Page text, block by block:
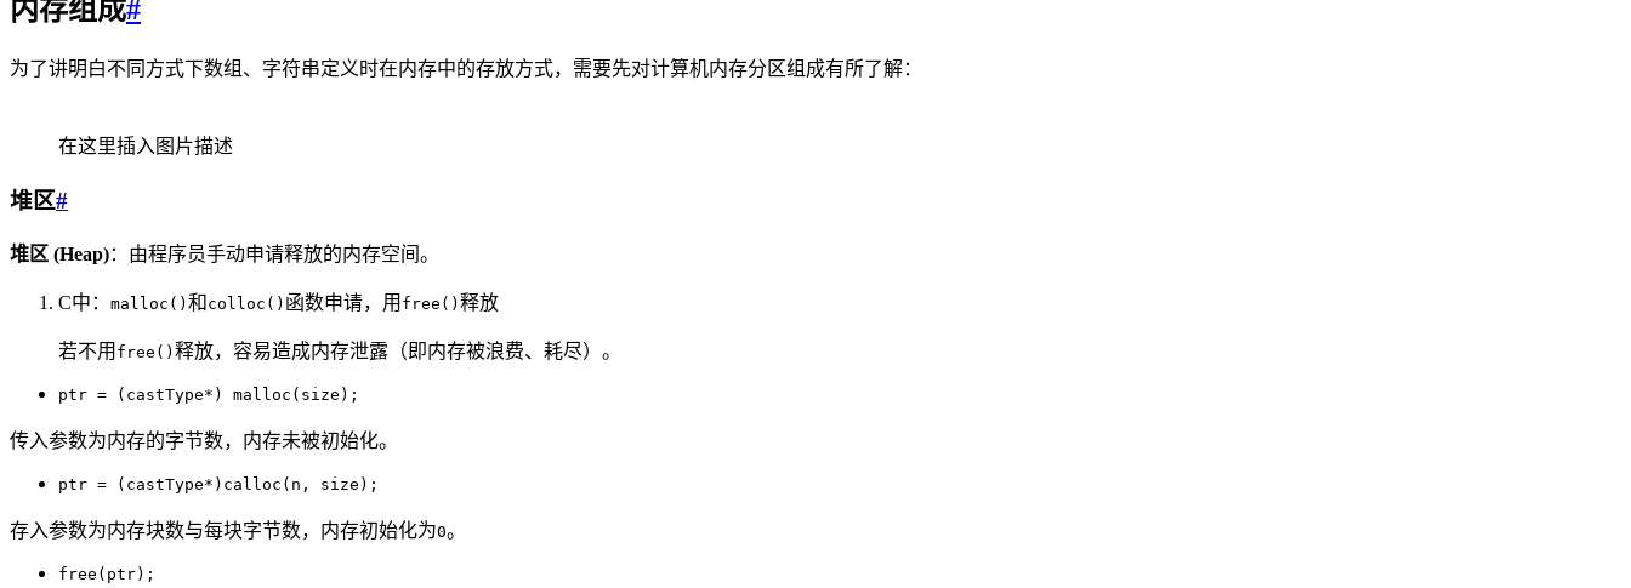
内存组成#
为了讲明白不同方式下数组、字符串定义时在内存中的存放方式，需要先对计算机内存分区组成有所了解：
在这里插入图片描述
堆区#
堆区 (Heap)：由程序员手动申请释放的内存空间。
C中： malloc() 和 colloc() 函数申请，用 free() 释放
若不用 free() 释放，容易造成内存泄露（即内存被浪费、耗尽）。
ptr = (castType*) malloc(size);
传入参数为内存的字节数，内存未被初始化。
ptr = (castType*)calloc(n, size);
存入参数为内存块数与每块字节数，内存初始化为0。
free(ptr);